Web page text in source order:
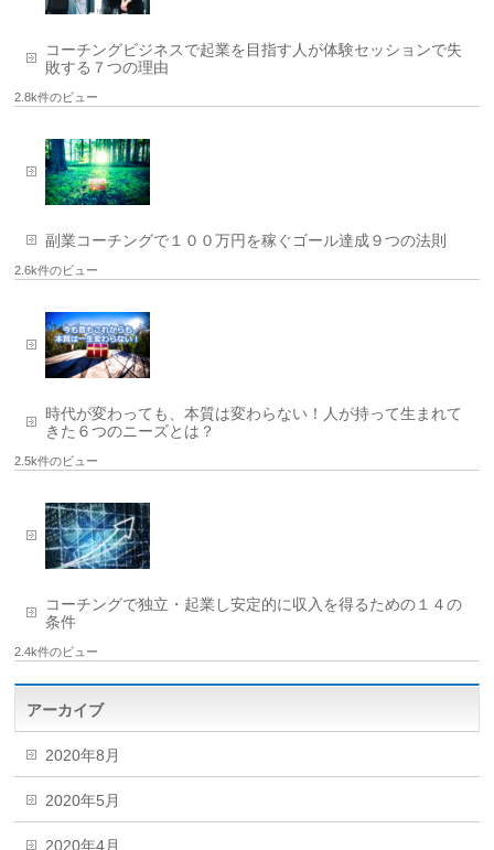
コーチングビジネスで起業を目指す人が体験セッションで失
敗する７つの理由
2.8k件のビュー
副業コーチングで１００万円を稼ぐゴール達成９つの法則
2.6k件のビュー
時代が変わっても、本質は変わらない！人が持って生まれて
きた６つのニーズとは？
2.5k件のビュー
コーチングで独立・起業し安定的に収入を得るための１４の
条件
2.4k件のビュー
アーカイブ
2020年8月
2020年5月
2020年4月